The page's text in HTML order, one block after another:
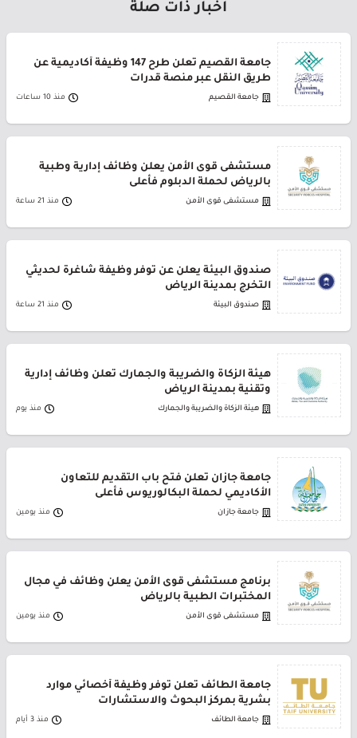
أخبار ذات صلة
جامعة القصيم تعلن طرح 147 وظيفة أكاديمية عن
طريق النقل عبر منصة قدرات
جامعة القصيم منذ 10 ساعات
مستشفى قوى الأمن يعلن وظائف إدارية وطبية
بالرياض لحملة الدبلوم فأعلى
مستشفى قوى الأمن منذ 21 ساعة
صندوق البيئة يعلن عن توفر وظيفة شاغرة لحديثي
التخرج بمدينة الرياض
صندوق البيئة منذ 21 ساعة
هيئة الزكاة والضريبة والجمارك تعلن وظائف إدارية
وتقنية بمدينة الرياض
هيئة الزكاة والضريبة والجمارك منذ يوم
جامعة جازان تعلن فتح باب التقديم للتعاون
الأكاديمي لحملة البكالوريوس فأعلى
جامعة جازان منذ يومين
برنامج مستشفى قوى الأمن يعلن وظائف في مجال
المختبرات الطبية بالرياض
مستشفى قوى الأمن منذ يومين
جامعة الطائف تعلن توفر وظيفة أخصائي موارد
بشرية بمركز البحوث والاستشارات
جامعة الطائف منذ 3 أيام